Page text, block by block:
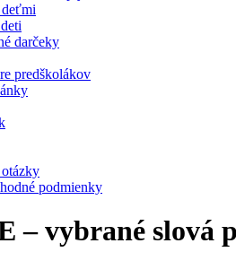
deťmi
darčeky
predškolákov
podmienky
– vybrané slová